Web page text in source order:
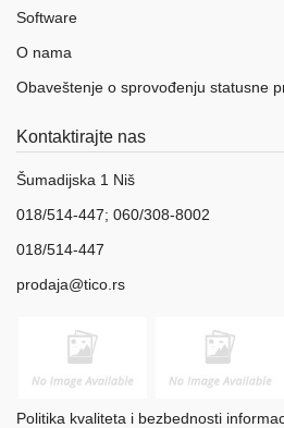
Software
O nama
Obaveštenje o sprovođenju statusne
Kontaktirajte nas
Šumadijska 1 Niš
018/514-447; 060/308-8002
018/514-447
prodaja@tico.rs
Politika kvaliteta i bezbednosti